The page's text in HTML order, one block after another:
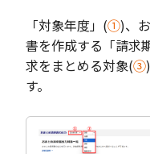
「対象年度」(①)、
書を作成する「請求
求をまとめる対象(③
す。